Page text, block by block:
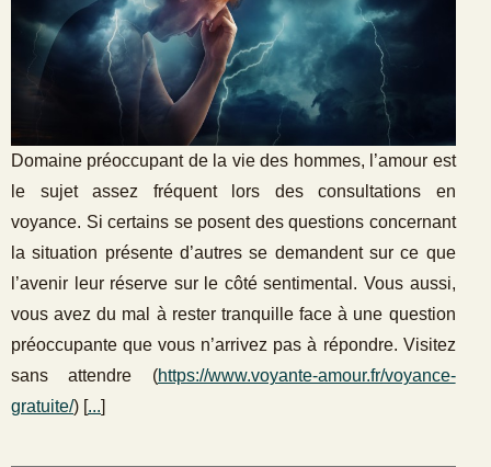
Domaine préoccupant de la vie des hommes, l’amour est
le sujet assez fréquent lors des consultations en
voyance. Si certains se posent des questions concernant
la situation présente d’autres se demandent sur ce que
l’avenir leur réserve sur le côté sentimental. Vous aussi,
vous avez du mal à rester tranquille face à une question
préoccupante que vous n’arrivez pas à répondre. Visitez
sans attendre (https://www.voyante-amour.fr/voyance-
gratuite/) [...]